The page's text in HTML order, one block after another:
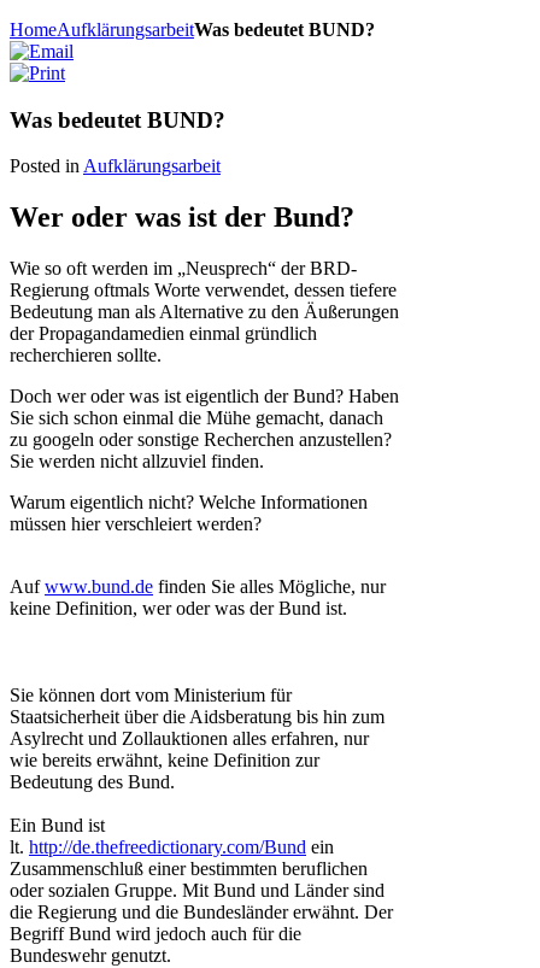
HomeAufklärungsarbeitWas bedeutet BUND?
Was bedeutet BUND?
Posted inAufklärungsarbeit
Wer oder was ist der Bund?
Wie so oft werden im „Neusprech“ der BRD-
Regierung oftmals Worte verwendet, dessen tiefere
Bedeutung man als Alternative zu den Äußerungen
der Propagandamedien einmal gründlich
recherchieren sollte.
Doch wer oder was ist eigentlich der Bund? Haben
Sie sich schon einmal die Mühe gemacht, danach
zu googeln oder sonstige Recherchen anzustellen?
Sie werden nicht allzuviel finden.
Warum eigentlich nicht? Welche Informationen
müssen hier verschleiert werden?
Aufwww.bund.de finden Sie alles Mögliche, nur
keine Definition, wer oder was der Bund ist.
Sie können dort vom Ministerium für
Staatsicherheit über die Aidsberatung bis hin zum
Asylrecht und Zollauktionen alles erfahren, nur
wie bereits erwähnt, keine Definition zur
Bedeutung des Bund.
Ein Bund ist
lt. http://de.thefreedictionary.com/Bund ein
Zusammenschluß einer bestimmten beruflichen
oder sozialen Gruppe. Mit Bund und Länder sind
die Regierung und die Bundesländer erwähnt. Der
Begriff Bund wird jedoch auch für die
Bundeswehr genutzt.